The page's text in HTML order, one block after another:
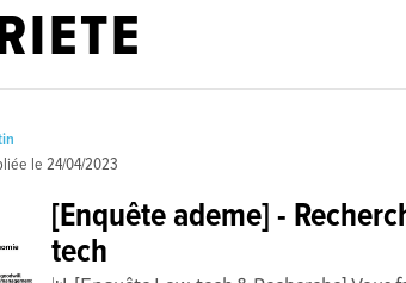
le24/04/2023
[Enquête ademe] -
tech